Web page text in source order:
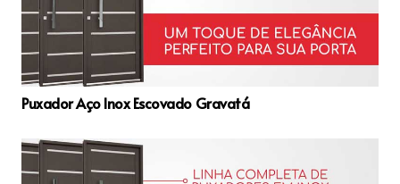
Puxador Aço Inox Escovado Gravatá